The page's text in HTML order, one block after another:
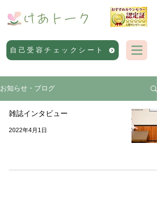
自己受容チェックシート
お知らせ・ブログ
雑誌インタビュー
2022年4月1日